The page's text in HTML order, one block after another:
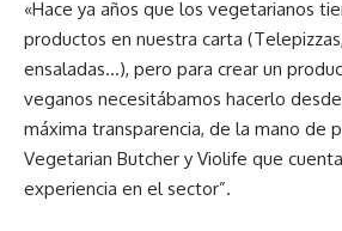
«Hace ya años que los vegetarianos
productos en nuestra carta
ensaladas…), pero para crear un
veganos necesitábamos hacerlo
máxima transparencia, de la mano de
Vegetarian Butcher y Violife que
experiencia en el sector”.